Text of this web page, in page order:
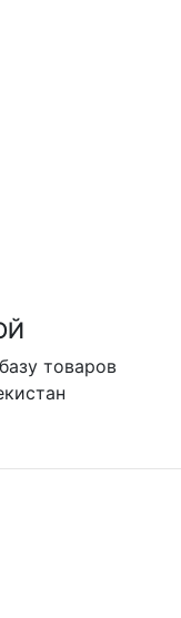
товаров